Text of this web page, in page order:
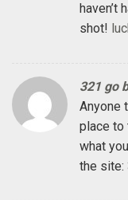
haven’t
shot!
321 go
Anyone
place to
what
the site: